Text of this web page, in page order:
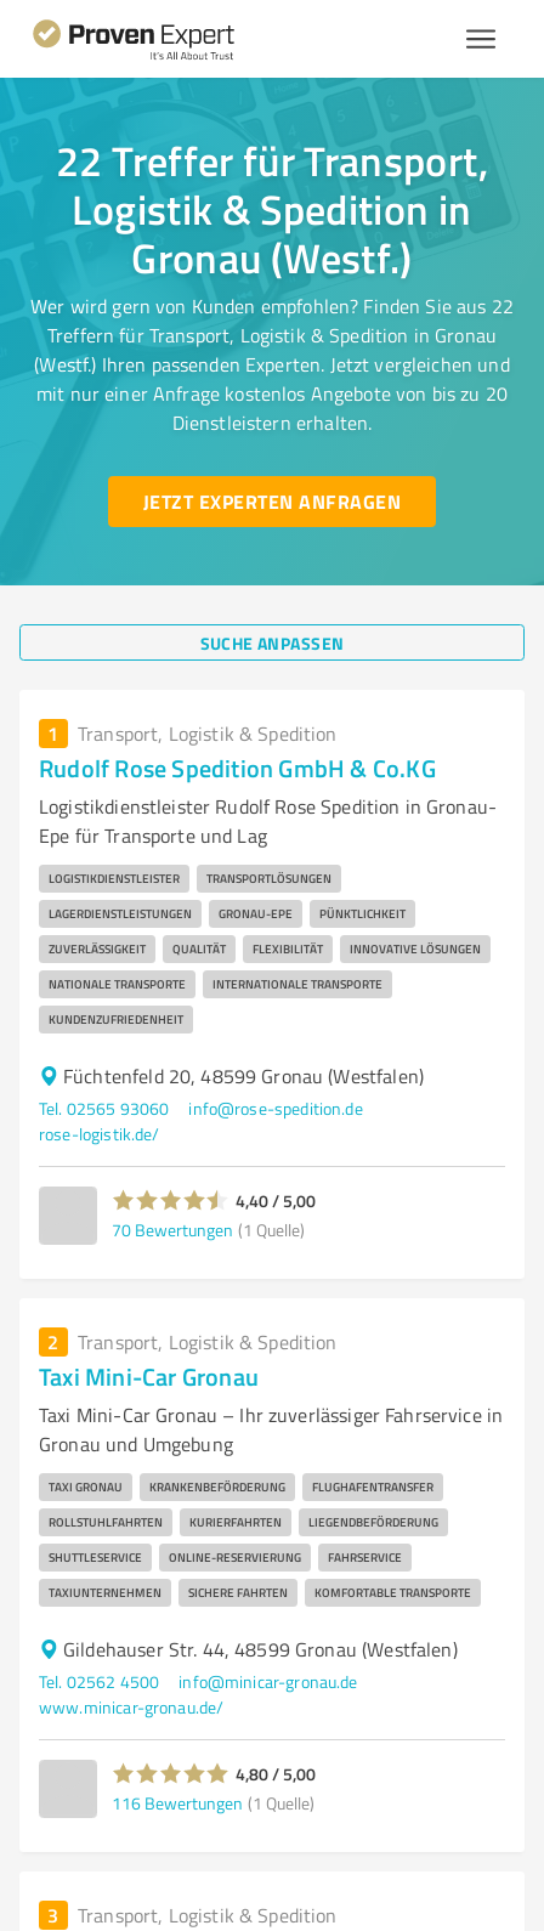
22 Treffer für Transport,
Logistik & Spedition in
Gronau (Westf.)
Wer wird gern von Kunden empfohlen? Finden Sie aus 22
Treffern für Transport, Logistik & Spedition in Gronau
(Westf.) Ihren passenden Experten. Jetzt vergleichen und
mit nur einer Anfrage kostenlos Angebote von bis zu 20
Dienstleistern erhalten.
JETZT EXPERTEN ANFRAGEN
SUCHE ANPASSEN
1 Transport, Logistik & Spedition
Rudolf Rose Spedition GmbH & Co.KG
Logistikdienstleister Rudolf Rose Spedition in Gronau-
Epe für Transporte und Lag
LOGISTIKDIENSTLEISTER TRANSPORTLÖSUNGEN
LAGERDIENSTLEISTUNGEN GRONAU-EPE PÜNKTLICHKEIT
ZUVERLÄSSIGKEIT QUALITÄT FLEXIBILITÄT INNOVATIVE LÖSUNGEN
NATIONALE TRANSPORTE INTERNATIONALE TRANSPORTE
KUNDENZUFRIEDENHEIT
Füchtenfeld 20, 48599 Gronau (Westfalen)
Tel. 02565 93060
info@rose-spedition.de
rose-logistik.de/
4,40 / 5,00
70 Bewertungen (1 Quelle)
2 Transport, Logistik & Spedition
Taxi Mini-Car Gronau
Taxi Mini-Car Gronau – Ihr zuverlässiger Fahrservice in
Gronau und Umgebung
TAXI GRONAU KRANKENBEFÖRDERUNG FLUGHAFENTRANSFER
ROLLSTUHLFAHRTEN KURIERFAHRTEN LIEGENDBEFÖRDERUNG
SHUTTLESERVICE ONLINE-RESERVIERUNG FAHRSERVICE
TAXIUNTERNEHMEN SICHERE FAHRTEN KOMFORTABLE TRANSPORTE
Gildehauser Str. 44, 48599 Gronau (Westfalen)
Tel. 02562 4500
info@minicar-gronau.de
www.minicar-gronau.de/
4,80 / 5,00
116 Bewertungen (1 Quelle)
3 Transport, Logistik & Spedition